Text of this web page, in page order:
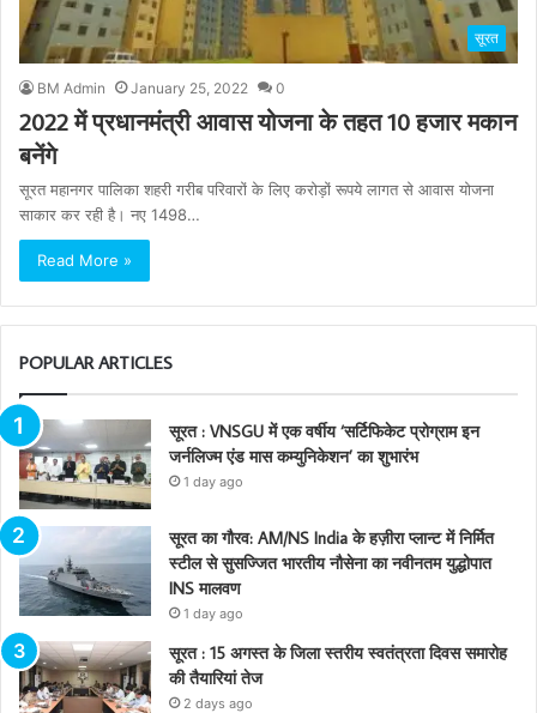
सूरत
BM Admin January 25, 2022 0
2022 में प्रधानमंत्री आवास योजना के तहत 10 हजार मकान
बनेंगे
सूरत महानगर पालिका शहरी गरीब परिवारों के लिए करोड़ों रूपये लागत से आवास योजना
साकार कर रही है। नए 1498…
Read More »
POPULAR ARTICLES
सूरत : VNSGU में एक वर्षीय ‘सर्टिफिकेट प्रोग्राम इन
जर्नलिज्म एंड मास कम्युनिकेशन’ का शुभारंभ
1 day ago
सूरत का गौरव: AM/NS India के हज़ीरा प्लान्ट में निर्मित
स्टील से सुसज्जित भारतीय नौसेना का नवीनतम युद्धोपात
INS मालवण
1 day ago
सूरत : 15 अगस्त के जिला स्तरीय स्वतंत्रता दिवस समारोह
की तैयारियां तेज
2 days ago